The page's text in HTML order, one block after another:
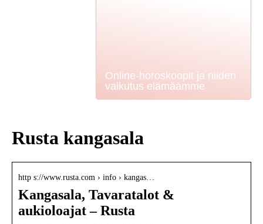
Online-horoskoopit ja niiden
vaikutus elämäämme
Rusta kangasala
http s://www.rusta.com › info › kangas…
Kangasala, Tavaratalot &
aukioloajat – Rusta